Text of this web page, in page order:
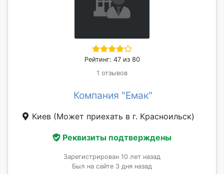
Рейтинг: 47 из 80
1 отзывов
Компания "Емак"
Киев (Может приехать в г. Красноильск)
Реквизиты подтверждены
Зарегистрирован 10 лет назад
Был на сайте 3 дня назад